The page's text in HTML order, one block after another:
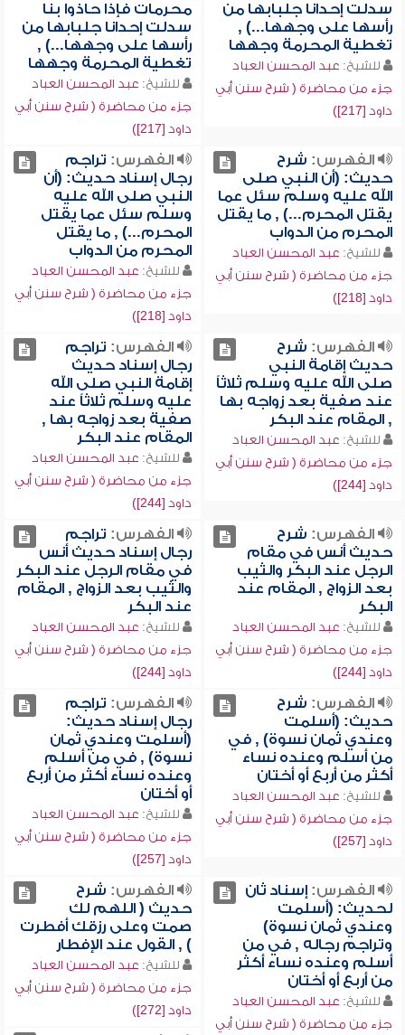
سدلت إحدانا جلبابها من
رأسها على وجهها...) ,
تغطية المحرمة وجهها
للشيخ: عبد المحسن العباد
جزء من محاضرة ( شرح سنن أبي
داود [217])
محرمات فإذا حاذوا بنا
سدلت إحدانا جلبابها من
رأسها على وجهها...) ,
تغطية المحرمة وجهها
للشيخ: عبد المحسن العباد
جزء من محاضرة ( شرح سنن أبي
داود [217])
الفهرس: شرح
حديث: (أن النبي صلى
الله عليه وسلم سئل عما
يقتل المحرم...) , ما يقتل
المحرم من الدواب
للشيخ: عبد المحسن العباد
جزء من محاضرة ( شرح سنن أبي
داود [218])
الفهرس: تراجم
رجال إسناد حديث: (أن
النبي صلى الله عليه
وسلم سئل عما يقتل
المحرم...) , ما يقتل
المحرم من الدواب
للشيخ: عبد المحسن العباد
جزء من محاضرة ( شرح سنن أبي
داود [218])
الفهرس: شرح
حديث إقامة النبي
صلى الله عليه وسلم ثلاثاً
عند صفية بعد زواجه بها
, المقام عند البكر
للشيخ: عبد المحسن العباد
جزء من محاضرة ( شرح سنن أبي
داود [244])
الفهرس: تراجم
رجال إسناد حديث
إقامة النبي صلى الله
عليه وسلم ثلاثاً عند
صفية بعد زواجه بها ,
المقام عند البكر
للشيخ: عبد المحسن العباد
جزء من محاضرة ( شرح سنن أبي
داود [244])
الفهرس: شرح
حديث أنس في مقام
الرجل عند البكر والثيب
بعد الزواج , المقام عند
البكر
للشيخ: عبد المحسن العباد
جزء من محاضرة ( شرح سنن أبي
داود [244])
الفهرس: تراجم
رجال إسناد حديث أنس
في مقام الرجل عند البكر
والثيب بعد الزواج , المقام
عند البكر
للشيخ: عبد المحسن العباد
جزء من محاضرة ( شرح سنن أبي
داود [244])
الفهرس: شرح
حديث: (أسلمت
وعندي ثمان نسوة) , في
من أسلم وعنده نساء
أكثر من أربع أو أختان
للشيخ: عبد المحسن العباد
جزء من محاضرة ( شرح سنن أبي
داود [257])
الفهرس: تراجم
رجال إسناد حديث:
(أسلمت وعندي ثمان
نسوة) , في من أسلم
وعنده نساء أكثر من أربع
أو أختان
للشيخ: عبد المحسن العباد
جزء من محاضرة ( شرح سنن أبي
داود [257])
الفهرس:إسناد ثان
لحديث: (أسلمت
وعندي ثمان نسوة)
وتراجم رجاله , في من
أسلم وعنده نساء أكثر
من أربع أو أختان
للشيخ: عبد المحسن العباد
جزء من محاضرة ( شرح سنن أبي
الفهرس: شرح
حديث ( اللهم لك
صمت وعلى رزقك أفطرت
) , القول عند الإفطار
للشيخ: عبد المحسن العباد
جزء من محاضرة ( شرح سنن أبي
داود [272])